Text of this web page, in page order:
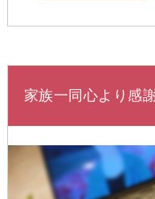
家族一同心より感